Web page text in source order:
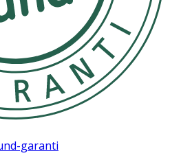
garanti